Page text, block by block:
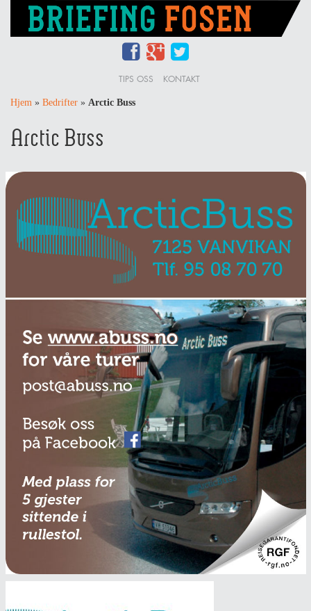
TIPS OSS KONTAKT
Hjem » Bedrifter » Arctic Buss
Arctic Buss